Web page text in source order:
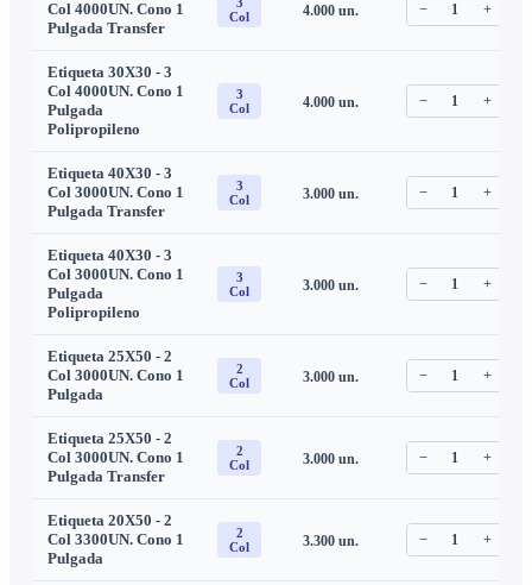
Col 4000UN. Cono 1
Pulgada Transfer
Col
4.000un. − 1 +
Etiqueta 30X30 - 3
Col 4000UN. Cono 1
Pulgada
Polipropileno
3
Col
4.000un. − 1 +
Etiqueta 40X30 - 3
Col 3000UN. Cono 1
Pulgada Transfer
3
Col
3.000un. − 1 +
Etiqueta 40X30 - 3
Col 3000UN. Cono 1
Pulgada
Polipropileno
3
Col
3.000un. − 1 +
Etiqueta 25X50 - 2
Col 3000UN. Cono 1
Pulgada
2
Col
3.000un. − 1 +
Etiqueta 25X50 - 2
Col 3000UN. Cono 1
Pulgada Transfer
2
Col
3.000un. − 1 +
Etiqueta 20X50 - 2
Col 3300UN. Cono 1
Pulgada
2
Col
3.300un. − 1 +